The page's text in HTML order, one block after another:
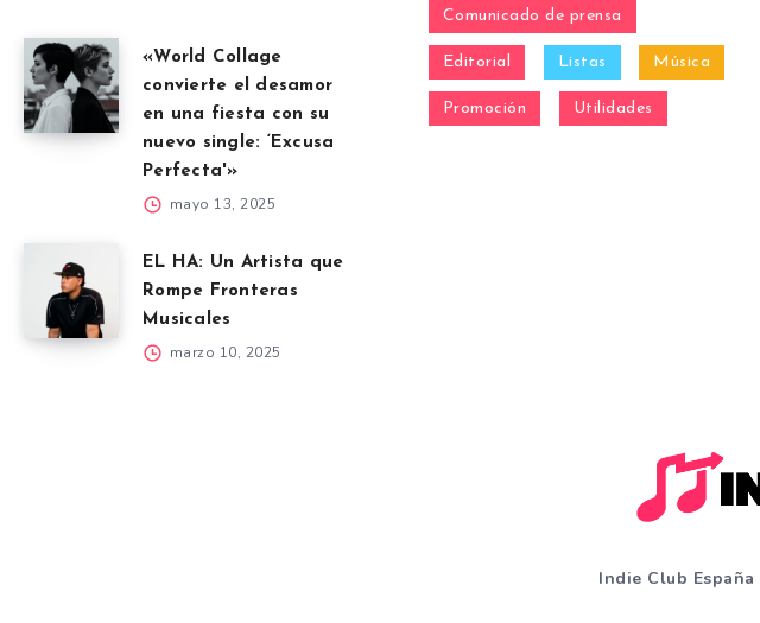
«World Collage
convierte el desamor
en una fiesta con su
nuevo single: ‘Excusa
Perfecta'»
mayo 13, 2025
EL HA: Un Artista que
Rompe Fronteras
Musicales
marzo 10, 2025
Comunicado de prensa
Editorial Listas Música
Promoción Utilidades
Indie Club España